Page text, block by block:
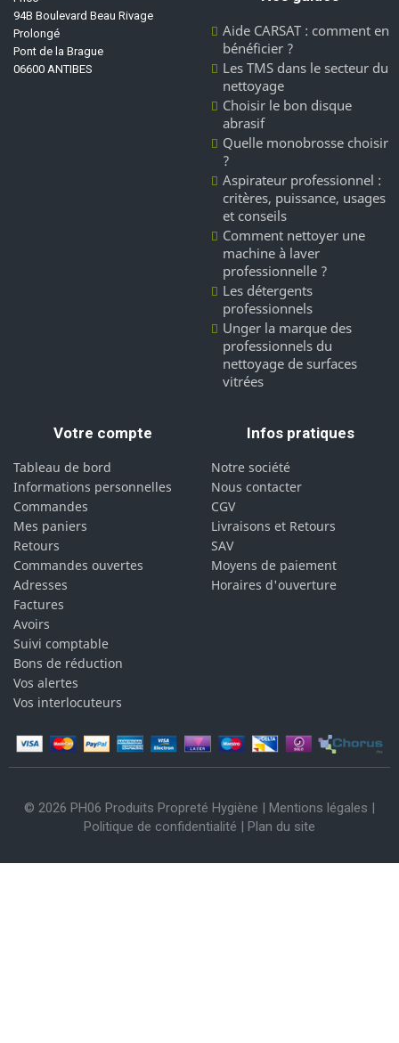
94B Boulevard Beau Rivage
Prolongé
Pont de la Brague
06600 ANTIBES
Aide CARSAT : comment en
bénéficier ?
Les TMS dans le secteur du
nettoyage
Choisir le bon disque
abrasif
Quelle monobrosse choisir
?
Aspirateur professionnel :
critères, puissance, usages
et conseils
Comment nettoyer une
machine à laver
professionnelle ?
Les détergents
professionnels
Unger la marque des
professionnels du
nettoyage de surfaces
vitrées
Votre compte
Tableau de bord
Informations personnelles
Commandes
Mes paniers
Retours
Commandes ouvertes
Adresses
Factures
Avoirs
Suivi comptable
Bons de réduction
Vos alertes
Vos interlocuteurs
Infos pratiques
Notre société
Nous contacter
CGV
Livraisons et Retours
SAV
Moyens de paiement
Horaires d'ouverture
© 2026 PH06 Produits Propreté Hygiène | Mentions légales
Politique de confidentialité
Plan du site